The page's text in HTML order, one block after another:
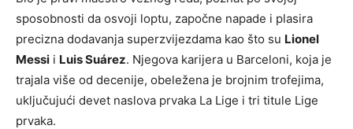
sposobnosti da osvoji loptu, započne napade i plasira
precizna dodavanja superzvijezdama kao što su Lionel
Messi i Luis Suárez. Njegova karijera u Barceloni, koja je
trajala više od decenije, obeležena je brojnim trofejima,
uključujući devet naslova prvaka La Lige i tri titule Lige
prvaka.